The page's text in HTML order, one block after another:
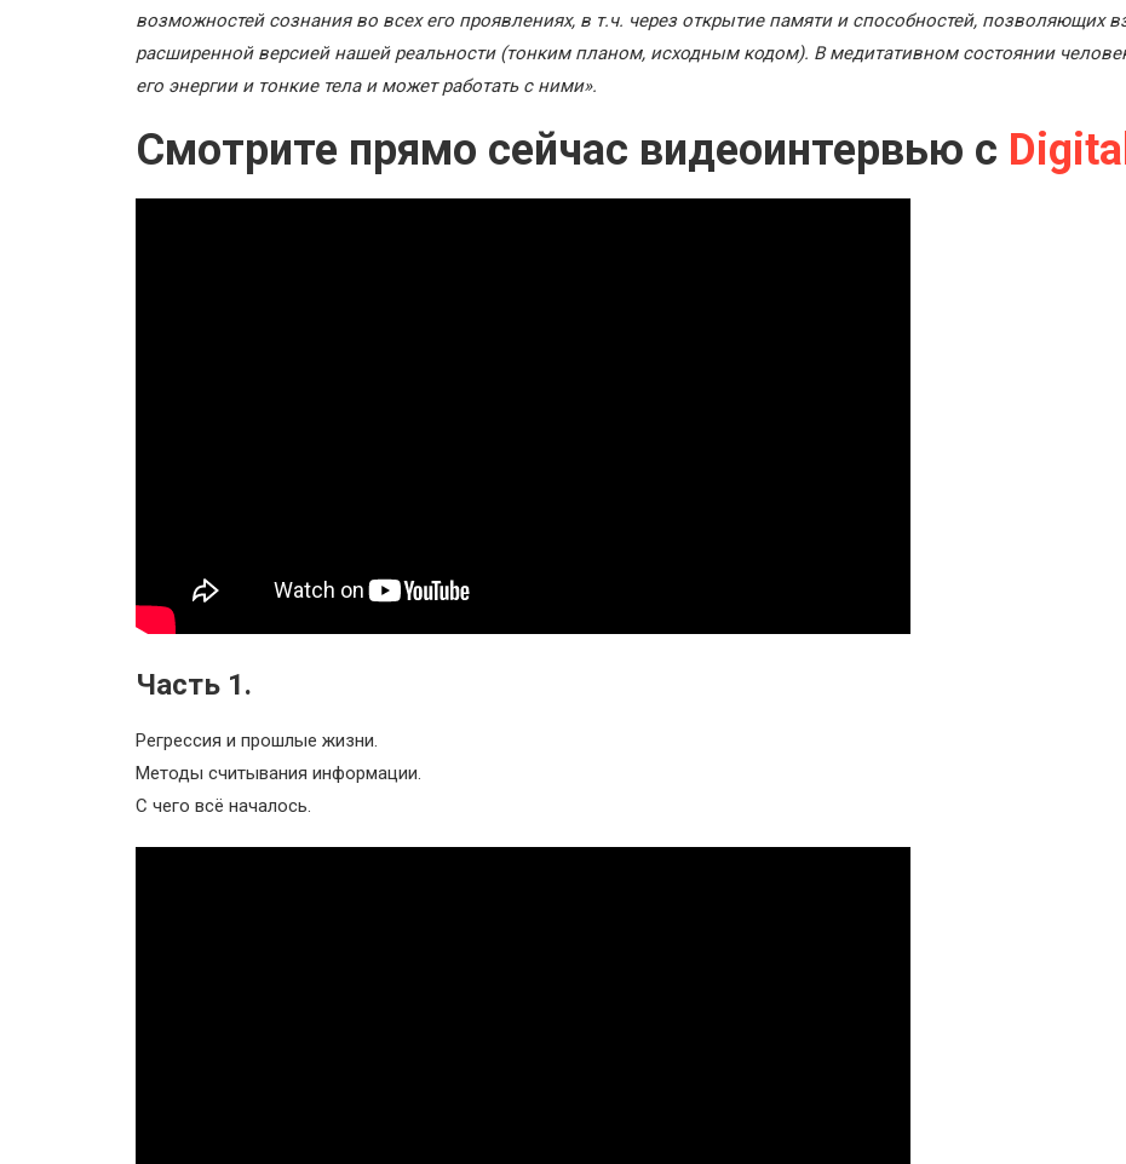
возможностей сознания во всех его проявлениях, в т.ч. через открытие памяти и способностей, позволяющих
расширенной версией нашей реальности (тонким планом, исходным кодом). В медитативном состоянии
его энергии и тонкие тела и может работать с ними».
Смотрите прямо сейчас видеоинтервью с
Часть 1.
Регрессия и прошлые жизни.
Методы считывания информации.
С чего всё началось.